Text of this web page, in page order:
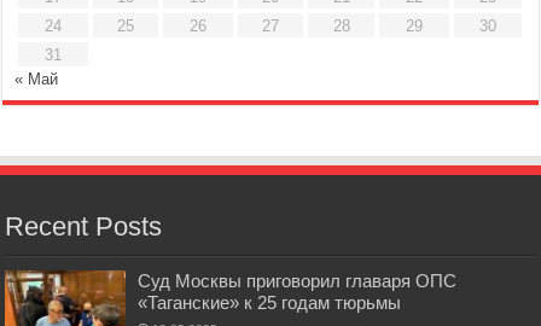
24
25 26 27 28 29
30
31
« Май
Recent Posts
Суд Москвы приговорил главаря ОПС
«Таганские» к 25 годам тюрьмы